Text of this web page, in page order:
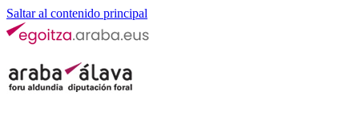
Saltar al contenido principal